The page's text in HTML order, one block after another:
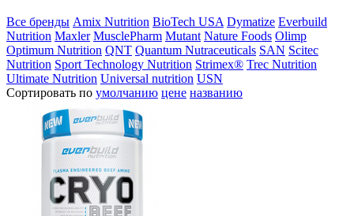
Все бренды Amix Nutrition BioTech USA Dymatize Everbuild
Nutrition Maxler MusclePharm Mutant Nature Foods Olimp
Optimum Nutrition QNT Quantum Nutraceuticals SAN Scitec
Nutrition Sport Technology Nutrition Strimex® Trec Nutrition
Ultimate Nutrition Universal nutrition USN
Сортировать по умолчанию цене названию